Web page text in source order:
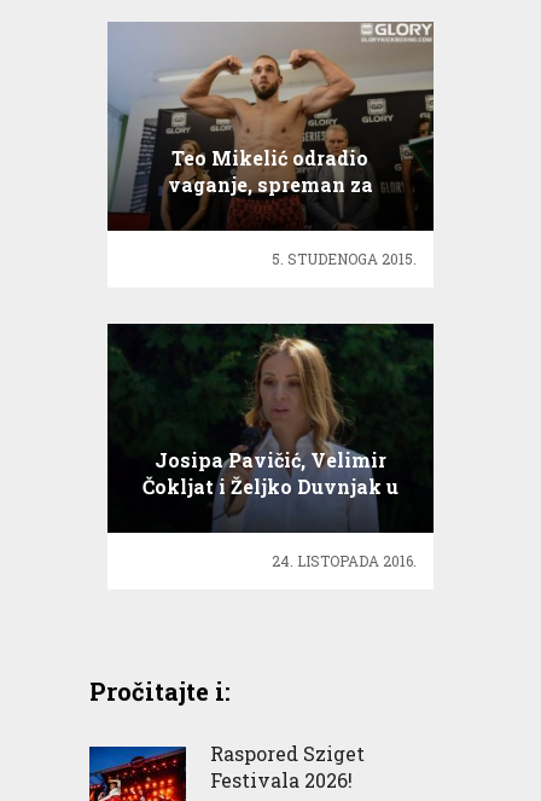
Teo Mikelić odradio
vaganje, spreman za
Moiseeva!
5. STUDENOGA 2015.
Josipa Pavičić, Velimir
Čokljat i Željko Duvnjak u
Zlatnim…
24. LISTOPADA 2016.
Pročitajte i:
Raspored Sziget
Festivala 2026!